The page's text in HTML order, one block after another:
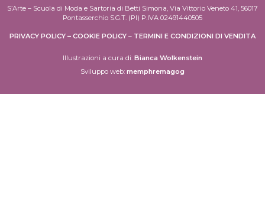
S’Arte – Scuola di Moda e Sartoria di Betti Simona, Via Vittorio Veneto 41, 56017
Pontasserchio S.G.T. (PI) P.IVA 02491440505
PRIVACY POLICY – COOKIE POLICY – TERMINI E CONDIZIONI DI VENDITA
Illustrazioni a cura di: Bianca Wolkenstein
Sviluppo web: memphremagog